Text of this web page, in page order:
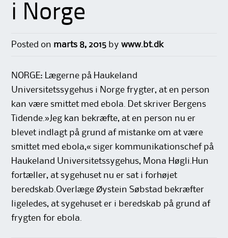
i Norge
Posted on marts 8, 2015 bywww.bt.dk
NORGE: Lægerne på Haukeland
Universitetssygehus i Norge frygter, at en person
kan være smittet med ebola. Det skriver Bergens
Tidende.»Jeg kan bekræfte, at en person nu er
blevet indlagt på grund af mistanke om at være
smittet med ebola,« siger kommunikationschef på
Haukeland Universitetssygehus, Mona Høgli.Hun
fortæller, at sygehuset nu er sat i forhøjet
beredskab.Overlæge Øystein Søbstad bekræfter
ligeledes, at sygehuset er i beredskab på grund af
frygten for ebola.